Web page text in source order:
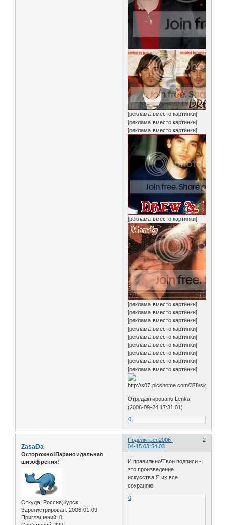
[реклама вместо картинки]
[реклама вместо картинки]
[реклама вместо картинки]
[реклама вместо картинки]
[реклама вместо картинки]
[реклама вместо картинки]
[реклама вместо картинки]
[реклама вместо картинки]
[реклама вместо картинки]
[реклама вместо картинки]
[реклама вместо картинки]
[реклама вместо картинки]
[реклама вместо картинки]
Отредактировано Lenka
(2006-09-24 17:31:01)
0
Поделиться 2
2006-
04-15 03:54:03
ZasaDa
Осторожно!Параноидальная
шизофрения!
Откуда: Россия,Курск
Зарегистрирован: 2006-01-09
Приглашений: 0
И правильно!Твои подписи -
это произведение
искусства.Я их все
сохраняю.
0